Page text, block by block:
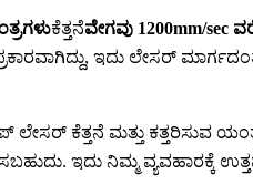
ಕೆತ್ತನೆವೇಗವು 1200mm/sec
ಇದು ಲೇಸರ್
ಕೆತ್ತನೆ ಮತ್ತು ಕತ್ತರಿಸುವ
ಇದು ನಿಮ್ಮ